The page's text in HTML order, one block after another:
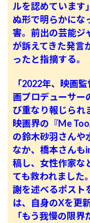
ルを認めています
ぬ形で明らかにな
害。前出の芸能ジ
が訴えてきた発言
ったと指摘する。
「2022年、映画
画プロデューサー
び重なり報じられ
映画界の『Me
の鈴木砂羽さんや
なか、橋本さんも
稿し、女性作家な
ても救われました
謝を述べるポスト
は、自身のXを更
「もう我慢の限